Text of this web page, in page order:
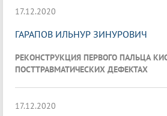
17.12.2020
ГАРАПОВ ИЛЬНУР ЗИНУРОВИЧ
РЕКОНСТРУКЦИЯ ПЕРВОГО ПАЛЬЦА
ПОСТТРАВМАТИЧЕСКИХ ДЕФЕКТАХ
17.12.2020